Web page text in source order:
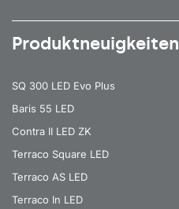
Produktneuigkeiten
SQ 300 LED Evo Plus
Baris 55 LED
Contra II LED ZK
Terraco Square LED
Terraco AS LED
Terraco In LED